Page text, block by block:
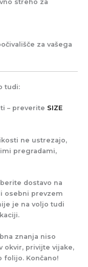
streho za
za vašega
tudi:
– preverite SIZE
ne ustrezajo,
pregradami,
dostavo na
osebni prevzem
je na voljo tudi
znanja niso
okvir, privijte vijake,
folijo. Končano!